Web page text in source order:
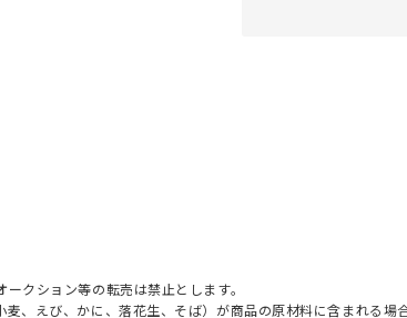
クション等の転売は禁止とします。
、えび、かに、落花生、そば）が商品の原材料に含まれる場